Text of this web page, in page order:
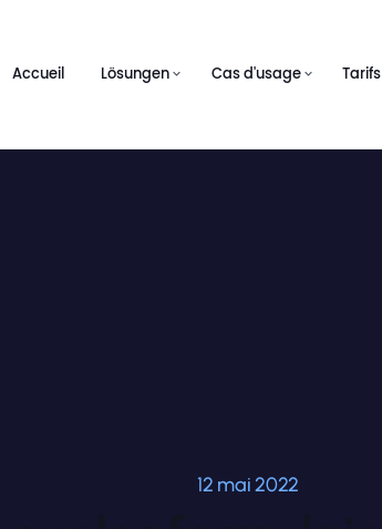
Accueil Lösungen Cas d'usage Tarifs
12 mai 2022